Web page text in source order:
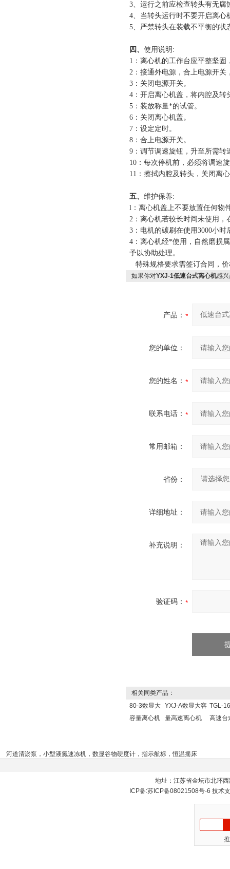
3、运行之前应检查转头有无腐
4、当转头运行时不要开启离
5、严禁转头在装载不平衡的状
四、 使用说明 :
1 ：离心机的工作台应平整坚
2 ：接通外电源，合上电源开关
3 ：关闭电源开关。
4 ：开启离心机盖，将内腔及转
5 ：装放称量*的试管。
6 ：关闭离心机盖。
7 ：设定定时。
8 ：合上电源开关。
9 ：调节调速旋钮，升至所需转
10 ：每次停机前，必须将调速
11 ：擦拭内腔及转头，关闭离
五、 维护保养:
l ：离心机盖上不要放置任何
2 ：离心机若较长时间未使用
3 ：电机的碳刷在使用3000小时
4 ：离心机经*使用，自然磨损
予以协助处理。
特殊规格要求需签订合同，
如果你对YXJ-1低速台式离心机感
产品：
您的单位：
您的姓名：
联系电话：
常用邮箱：
省份：
详细地址：
补充说明：
验证码：
相关同类产品：
80-3数显大
容量离心机
YXJ-A数显大容
量高速离心机
TGL-
高速台
河道清淤泵 ， 小型液氮速冻机 ， 数显谷物硬度计 ， 指示航标 ，恒温摇床
地址：江苏省金坛市北环
ICP备:苏ICP备08021508号-6 技术